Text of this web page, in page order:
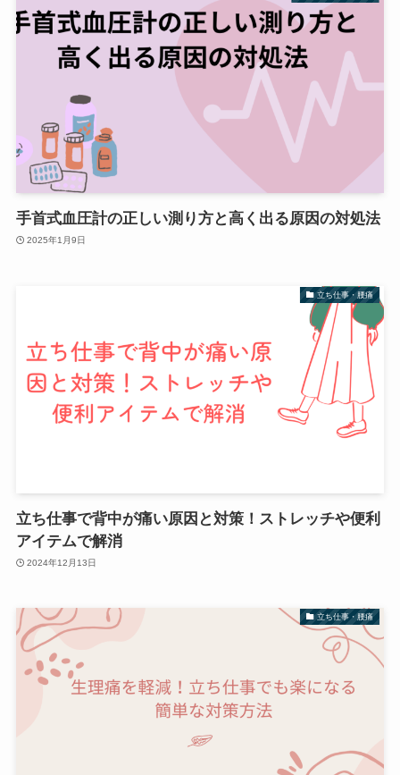
手首式血圧計の正しい測り方と高く出る原因の対処法
2025年1月9日
立ち仕事・腰痛
立ち仕事で背中が痛い原因と対策！ストレッチや便利
アイテムで解消
2024年12月13日
立ち仕事・腰痛